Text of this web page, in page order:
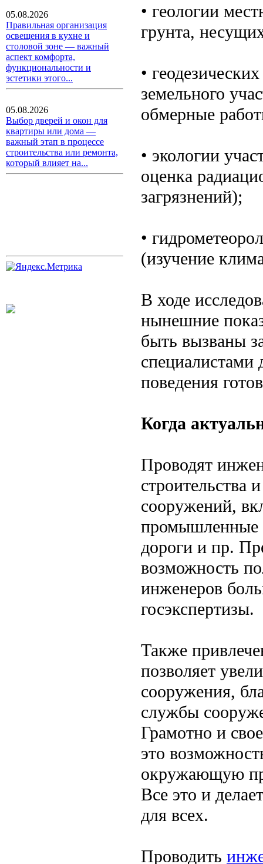
05.08.2026
Правильная организация
освещения в кухне и
столовой зоне — важный
аспект комфорта,
функциональности и
эстетики этого...
05.08.2026
Выбор дверей и окон для
квартиры или дома —
важный этап в процессе
строительства или ремонта,
который влияет на...
• геологии
грунта,
•
земельного
обмерные
• экологии
оценка
загрязнений);
•
(изучение
В ходе
нынешние
быть вызваны
специалистами
поведения
Когда
Проводят
строительства
сооружений,
промышленные
дороги и пр.
возможность
инженеров
госэкспертизы.
Также
позволяет
сооружения,
службы
Грамотно и
это
окружающую
Все это и
для всех.
Проводить